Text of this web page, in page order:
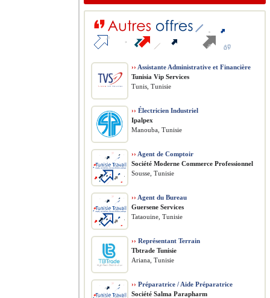
›› Assistante Administrative et Financière
Tunisia Vip Services
Tunis, Tunisie
›› Électricien Industriel
Ipalpex
Manouba, Tunisie
›› Agent de Comptoir
Société Moderne Commerce Professionnel
Sousse, Tunisie
›› Agent du Bureau
Guersene Services
Tataouine, Tunisie
›› Représentant Terrain
Tbtrade Tunisie
Ariana, Tunisie
›› Préparatrice / Aide Préparatrice
Société Salma Parapharm